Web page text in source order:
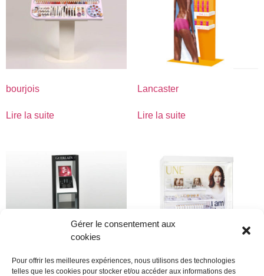
Gérer le consentement aux
cookies
Pour offrir les meilleures expériences, nous utilisons des technologies
telles que les cookies pour stocker et/ou accéder aux informations des
bourjois
Lire la suite
Lancaster
Lire la suite